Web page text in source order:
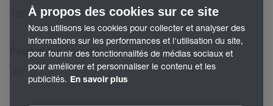
Point d'écoulement
-65 °C
À propos des cookies sur ce site
Nous utilisons les cookies pour collecter et analyser des
informations sur les performances et l'utilisation du site,
pour fournir des fonctionnalités de médias sociaux et
pour améliorer et personnaliser le contenu et les
publicités. En savoir plus